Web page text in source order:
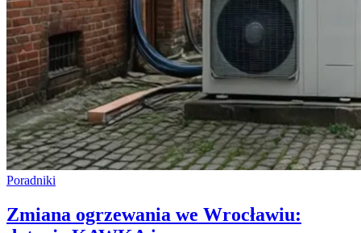
Poradniki
Zmiana ogrzewania we Wrocławiu: